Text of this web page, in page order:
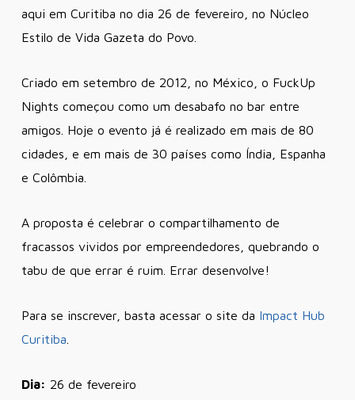
aqui em Curitiba no dia 26 de fevereiro, no Núcleo
Estilo de Vida Gazeta do Povo.
Criado em setembro de 2012, no México, o FuckUp
Nights começou como um desabafo no bar entre
amigos. Hoje o evento já é realizado em mais de 80
cidades, e em mais de 30 países como Índia, Espanha
e Colômbia.
A proposta é celebrar o compartilhamento de
fracassos vividos por empreendedores, quebrando o
tabu de que errar é ruim. Errar desenvolve!
Para se inscrever, basta acessar o site da Impact Hub
Curitiba
Dia: 26 de fevereiro